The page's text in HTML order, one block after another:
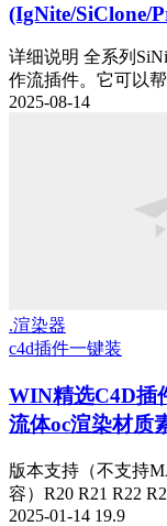
(IgNite/SiClone/
详细说明 全系列
作流插件。它可以
2025-08-14
.渲染器
c4d插件一键装
WIN精选C4D插
流体oc渲染材质
版本支持（不支持
容）R20 R21 R22
2025-01-14 19.9